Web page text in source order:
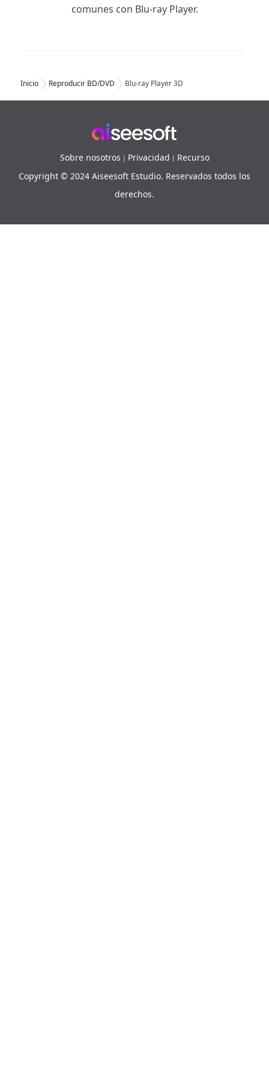
comunes con Blu-ray Player.
Inicio Reproducir BD/DVD Blu-ray Player 3D
Sobre nosotros | Privacidad | Recurso
Copyright © 2024 Aiseesoft Estudio. Reservados todos los
derechos.